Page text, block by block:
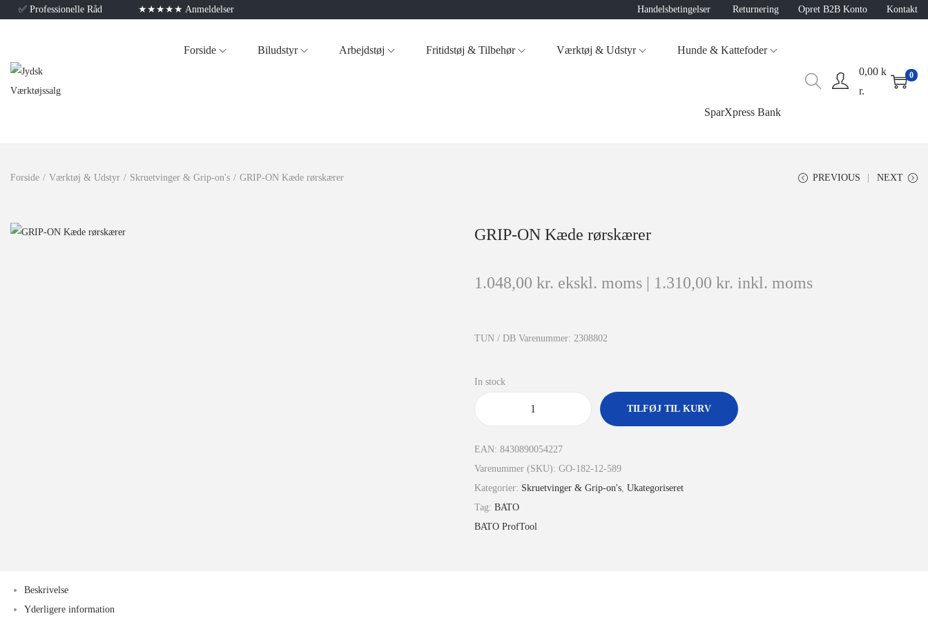
✅ Professionelle Råd ★★★★★ Anmeldelser Handelsbetingelser Returnering Opret B2B Konto Kontakt
Forside Biludstyr Arbejdstøj Fritidstøj & Tilbehør Værktøj & Udstyr Hunde & Kattefoder
SparXpress Bank
0,00 k
r.
0
Forside / Værktøj & Udstyr / Skruetvinger & Grip-on's / GRIP-ON Kæde rørskærer PREVIOUS NEXT
GRIP-ON Kæde rørskærer
1.048,00 kr. ekskl. moms | 1.310,00 kr. inkl. moms
TUN / DB Varenummer: 2308802
In stock
TILFØJ TIL KURV
EAN: 8430890054227
Varenummer (SKU): GO-182-12-589
Kategorier: Skruetvinger & Grip-on's, Ukategoriseret
Tag: BATO
BATO ProfTool
Beskrivelse
Yderligere information